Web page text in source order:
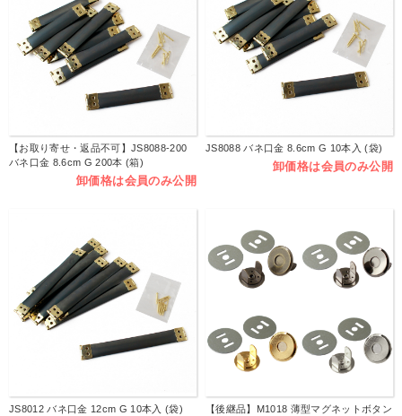
【お取り寄せ・返品不可】JS8088-200
バネ口金 8.6cm G 200本 (箱)
卸価格は会員のみ公開
JS8088 バネ口金 8.6cm G 10本入 (袋)
卸価格は会員のみ公開
JS8012 バネ口金 12cm G 10本入 (袋)
【後継品】M1018 薄型マグネットボタン